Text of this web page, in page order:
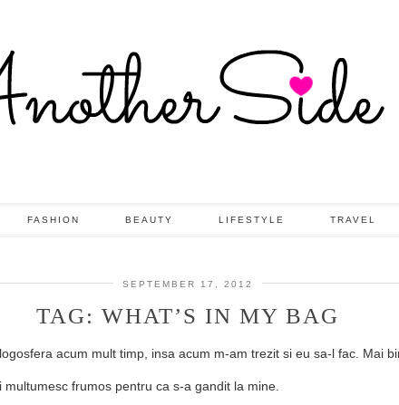
FASHION BEAUTY LIFESTYLE TRAVEL
SEPTEMBER 17, 2012
TAG: WHAT’S IN MY BAG
acum mult timp, insa acum m-am trezit si eu sa-l fac. Mai
multumesc frumos pentru ca s-a gandit la mine.